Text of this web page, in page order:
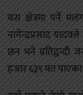
यस क्षेत्रमा पर्ने
नागेन्द्रप्रसाद
छन भने प्रतिद्वन्दी
हजार ६३९ मत पाएका